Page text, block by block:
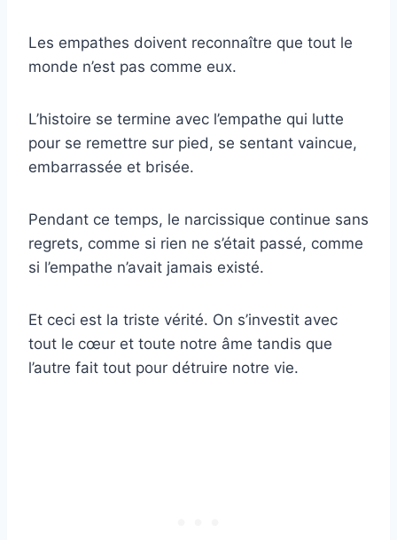
Les empathes doivent reconnaître que tout le
monde n’est pas comme eux.
L’histoire se termine avec l’empathe qui lutte
pour se remettre sur pied, se sentant vaincue,
embarrassée et brisée.
Pendant ce temps, le narcissique continue sans
regrets, comme si rien ne s’était passé, comme
si l’empathe n’avait jamais existé.
Et ceci est la triste vérité. On s’investit avec
tout le cœur et toute notre âme tandis que
l’autre fait tout pour détruire notre vie.